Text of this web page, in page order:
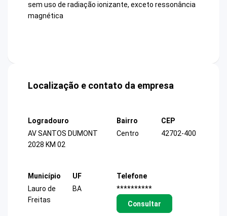
sem uso de radiação ionizante, exceto ressonância
magnética
Localização e contato da empresa
Logradouro
AV SANTOS DUMONT
2028 KM 02
Bairro
Centro
CEP
42702-400
Município
Lauro de
Freitas
UF
BA
Telefone
**********
Consultar